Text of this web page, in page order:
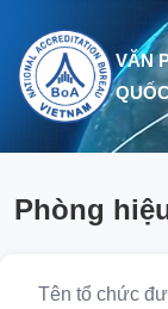
VĂN
Phòng
Tên tổ chức